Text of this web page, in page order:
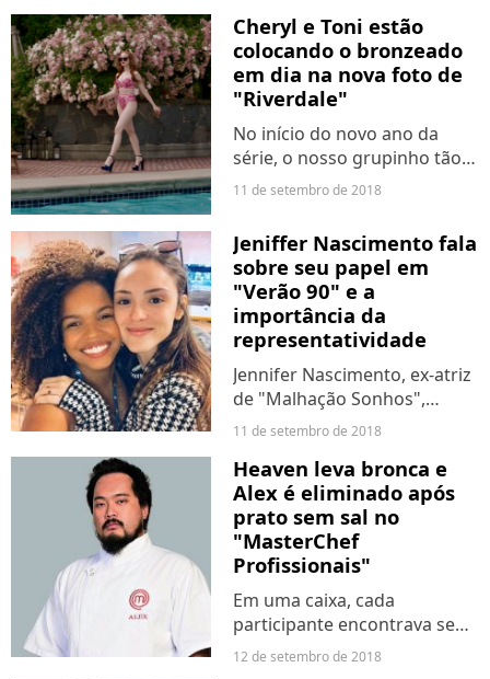
deles será o novo interesse
romântico da nossa
protagonista. Ou seja, a 15ª
temporada...
Cheryl e Toni estão
colocando o bronzeado
em dia na nova foto de
"Riverdale"
No início do novo ano da
série, o nosso grupinho tão
amado estará curtindo o
tranquilidade não durará
muito tempo: afinal, o teaser
já mostrou muita coisa...
11 de setembro de 2018
Jeniffer Nascimento fala
sobre seu papel em
"Verão 90" e a
importância da
representatividade
Jennifer Nascimento, ex-atriz
de "Malhação Sonhos",
anunciou nas redes sociais a
Nossa eterna Sol participará
da próxima novela das 19h,
"Verão 90," como...
11 de setembro de 2018
Heaven leva bronca e
Alex é eliminado após
prato sem sal no
"MasterChef
Profissionais"
Em uma caixa, cada
participante encontrava seu
desafio e todos tiveram que
12 de setembro de 2018